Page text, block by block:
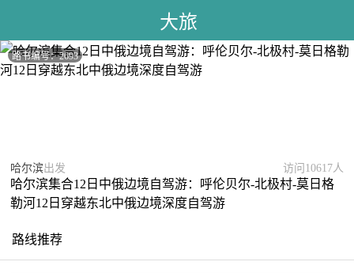
大旅
路书编号：2693
哈尔滨出发 访问10617人
哈尔滨集合12日中俄边境自驾游：呼伦贝尔-北极村-莫日格
勒河12日穿越东北中俄边境深度自驾游
路线推荐